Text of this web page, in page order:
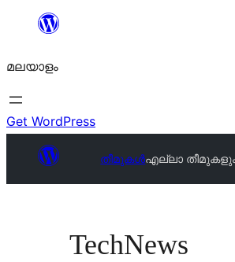
ഉള്ളടക്കത്തിലേക്ക്
മലയാളം
Get WordPress
തീമുകൾഎല്ലാ
TechNews